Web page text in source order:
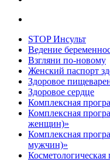
STOP Инсульт
Ведение
Взгляни по-новому
Женский паспорт
Здоровое
Здоровое сердце
Комплексная
Комплексная
женщин)»
Комплексная
мужчин)»